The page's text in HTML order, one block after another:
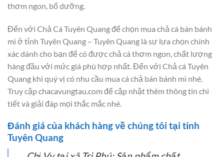
thơm ngon, bổ dưỡng.
Đến với Chả Cá Tuyên Quang để chọn mua chả cá bán bánh
mì ở tỉnh Tuyên Quang – Tuyên Quang là sự lựa chọn chính
xác dành cho bạn để có được chả cá thơm ngon, chất lượng
hàng đầu với mức giá phù hợp nhất. Đến với Chả cá Tuyên
Quang khi quý vị có nhu cầu mua cá chả bán bánh mì nhé.
Truy cập chacavungtau.com để cập nhật thêm thông tin chi
tiết và giải đáp mọi thắc mắc nhé.
Đánh giá của khách hàng về chúng tôi tại tỉnh
Tuyên Quang